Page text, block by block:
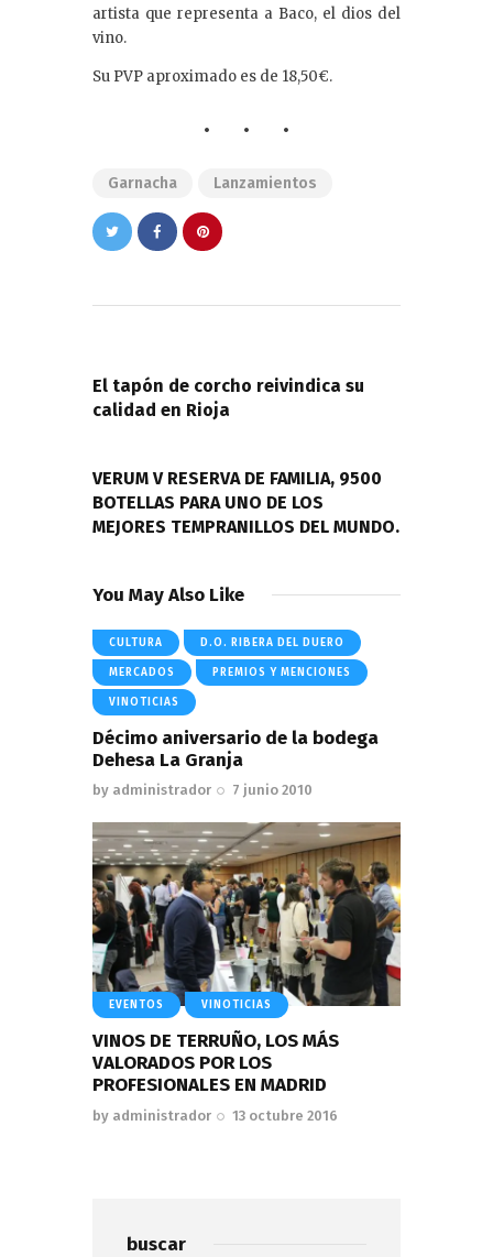
artista que representa a Baco, el dios del
vino.
Su PVP aproximado es de 18,50€.
Garnacha Lanzamientos
entradas
El tapón de corcho reivindica su
calidad en Rioja
VERUM V RESERVA DE FAMILIA, 9500
BOTELLAS PARA UNO DE LOS
MEJORES TEMPRANILLOS DEL MUNDO.
You May Also Like
CULTURA D.O. RIBERA DEL DUERO
MERCADOS PREMIOS Y MENCIONES
VINOTICIAS
Décimo aniversario de la bodega
Dehesa La Granja
by administrador 7 junio 2010
EVENTOS VINOTICIAS
VINOS DE TERRUÑO, LOS MÁS
VALORADOS POR LOS
PROFESIONALES EN MADRID
by administrador 13 octubre 2016
buscar